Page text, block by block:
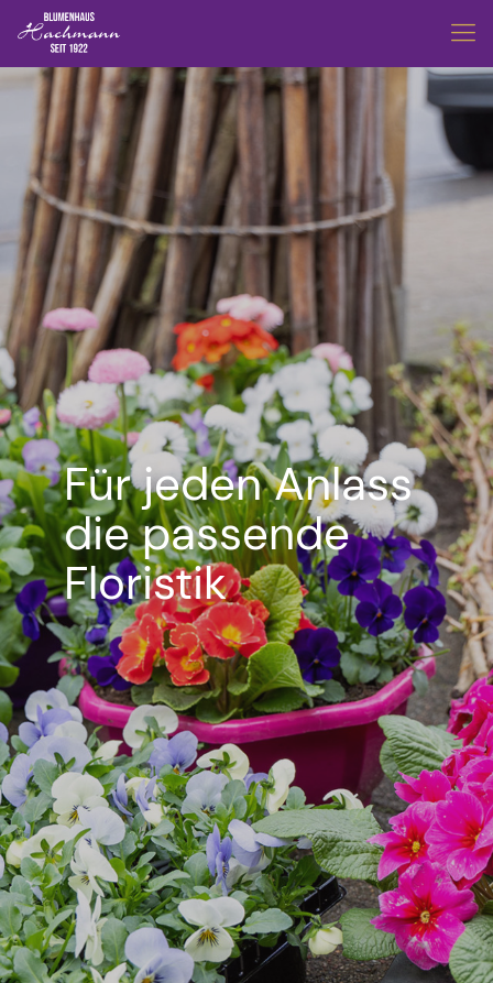
Für jeden Anlass
die passende
Floristik